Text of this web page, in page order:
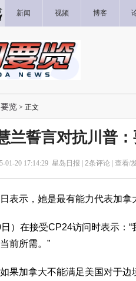
新闻 视频 博客
览 > 正文
兰誓言对抗川普
01-20 17:14:29 星岛日报 | 2条评论 | 查看/
表示，她是最有能力代表加拿
）在接受CP24访问时表示：
前所需。”
果加拿大不能满足美国对于